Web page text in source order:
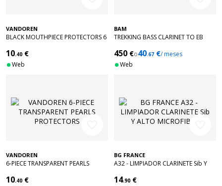
VANDOREN
BLACK MOUTHPIECE PROTECTORS 6
10.40 €
Web
BAM
TREKKING BASS CLARINET TO EB
450 €o40.67 €/ meses
Web
VANDOREN
6-PIECE TRANSPARENT PEARLS
10.40 €
BG FRANCE
A32 - LIMPIADOR CLARINETE Sib Y
14.90 €